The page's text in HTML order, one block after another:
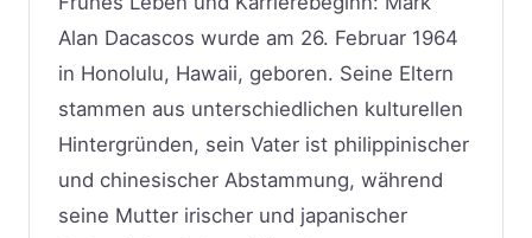
Alan Dacascos wurde am 26. Februar 1964
in Honolulu, Hawaii, geboren. Seine Eltern
stammen aus unterschiedlichen kulturellen
Hintergründen, sein Vater ist philippinischer
und chinesischer Abstammung, während
seine Mutter irischer und japanischer